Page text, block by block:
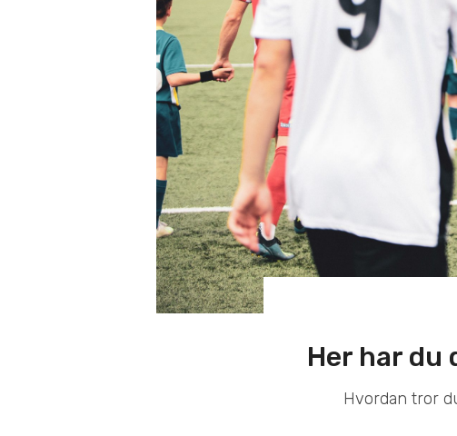
Her har du
Hvordan tror